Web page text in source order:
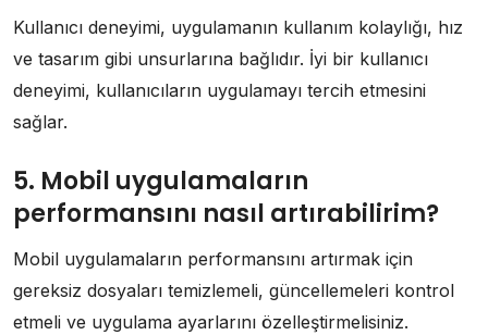
Kullanıcı deneyimi, uygulamanın kullanım kolaylığı, hız
ve tasarım gibi unsurlarına bağlıdır. İyi bir kullanıcı
deneyimi, kullanıcıların uygulamayı tercih etmesini
sağlar.
5. Mobil uygulamaların
performansını nasıl artırabilirim?
Mobil uygulamaların performansını artırmak için
gereksiz dosyaları temizlemeli, güncellemeleri kontrol
etmeli ve uygulama ayarlarını özelleştirmelisiniz.